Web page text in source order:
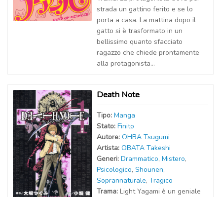
strada un gattino ferito e se lo
porta a casa. La mattina dopo il
gatto si è trasformato in un
bellissimo quanto sfacciato
ragazzo che chiede prontamente
alla protagonista...
Death Note
Tipo: Manga
Stato: Finito
Autore: OHBA Tsugumi
Artista: OBATA Takeshi
Generi: Drammatico, Mistero,
Psicologico, Shounen,
Soprannaturale, Tragico
Trama: Light Yagami è un geniale